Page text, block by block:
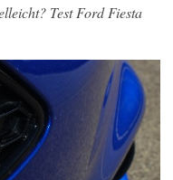
Test Ford Fiesta